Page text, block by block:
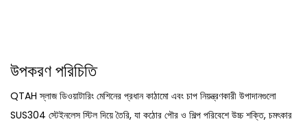
উপকরণ পরিচিতি
QTAH স্লাজ ডিওয়াটারিং মেশিনের প্রধান কাঠামো এবং চাপ নিয়ন্ত্রণকারী উপাদানগুলো
SUS304 স্টেইনলেস স্টিল দিয়ে তৈরি, যা কঠোর পৌর ও শিল্প পরিবেশে উচ্চ শক্তি, চমৎকার